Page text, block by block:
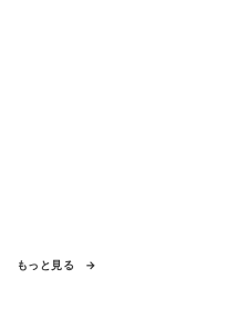
もっと見る